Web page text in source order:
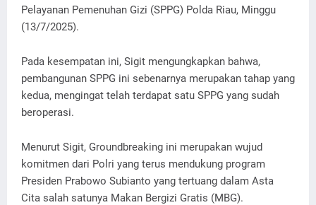
Pelayanan Pemenuhan Gizi (SPPG) Polda Riau, Minggu
(13/7/2025).
Pada kesempatan ini, Sigit mengungkapkan bahwa,
pembangunan SPPG ini sebenarnya merupakan tahap yang
kedua, mengingat telah terdapat satu SPPG yang sudah
beroperasi.
Menurut Sigit, Groundbreaking ini merupakan wujud
komitmen dari Polri yang terus mendukung program
Presiden Prabowo Subianto yang tertuang dalam Asta
Cita salah satunya Makan Bergizi Gratis (MBG).